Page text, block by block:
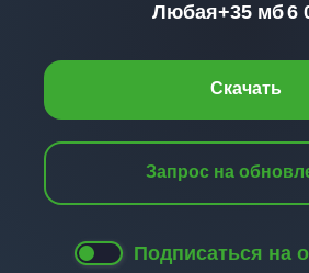
Скачать
Запрос на
Подписаться на
Любая+35 мб6